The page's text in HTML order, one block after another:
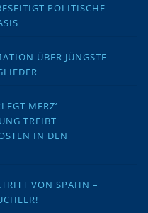
POLITISCHE
ÜBER JÜNGSTE
MERZ‘
TREIBT
IN DEN
VON SPAHN –